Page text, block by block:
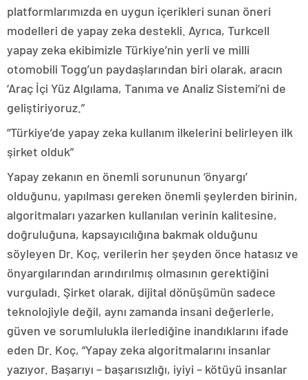
platformlarımızda en uygun içerikleri sunan öneri
modelleri de yapay zeka destekli. Ayrıca, Turkcell
yapay zeka ekibimizle Türkiye’nin yerli ve milli
otomobili Togg’un paydaşlarından biri olarak, aracın
‘Araç İçi Yüz Algılama, Tanıma ve Analiz Sistemi’ni de
geliştiriyoruz.”
“Türkiye’de yapay zeka kullanım ilkelerini belirleyen ilk
şirket olduk”
Yapay zekanın en önemli sorununun ‘önyargı’
olduğunu, yapılması gereken önemli şeylerden birinin,
algoritmaları yazarken kullanılan verinin kalitesine,
doğruluğuna, kapsayıcılığına bakmak olduğunu
söyleyen Dr. Koç, verilerin her şeyden önce hatasız ve
önyargılarından arındırılmış olmasının gerektiğini
vurguladı. Şirket olarak, dijital dönüşümün sadece
teknolojiyle değil, aynı zamanda insani değerlerle,
güven ve sorumlulukla ilerlediğine inandıklarını ifade
eden Dr. Koç, “Yapay zeka algoritmalarını insanlar
yazıyor. Başarıyı – başarısızlığı, iyiyi – kötüyü insanlar